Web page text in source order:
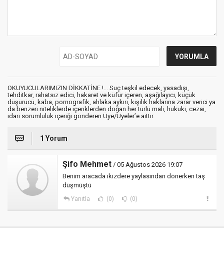
OKUYUCULARIMIZIN DİKKATİNE !... Suç teşkil edecek, yasadışı,
tehditkar, rahatsız edici, hakaret ve küfür içeren, aşağılayıcı, küçük
düşürücü, kaba, pornografik, ahlaka aykırı, kişilik haklarına zarar verici ya
da benzeri niteliklerde içeriklerden doğan her türlü mali, hukuki, cezai,
idari sorumluluk içeriği gönderen Üye/Üyeler’e aittir.
1 Yorum
Şifo Mehmet / 05 Ağustos 2026 19:07
Benim aracada ikizdere yaylasından dönerken taş
düşmüştü
Yanıtla (0) (0)